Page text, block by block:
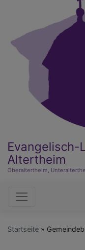
Evangelisch-
Altertheim
Oberaltertheim,
Startseite